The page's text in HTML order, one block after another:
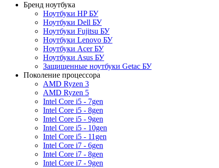
Бренд ноутбука
Ноутбуки HP БУ
Ноутбуки Dell БУ
Ноутбуки Fujitsu БУ
Ноутбуки Lenovo БУ
Ноутбуки Acer БУ
Ноутбуки Asus БУ
Защищенные ноутбуки Getac БУ
Поколение процессора
AMD Ryzen 3
AMD Ryzen 5
Intel Core i5 - 7gen
Intel Core i5 - 8gen
Intel Core i5 - 9gen
Intel Core i5 - 10gen
Intel Core i5 - 11gen
Intel Core i7 - 6gen
Intel Core i7 - 8gen
Intel Core i7 - 9gen